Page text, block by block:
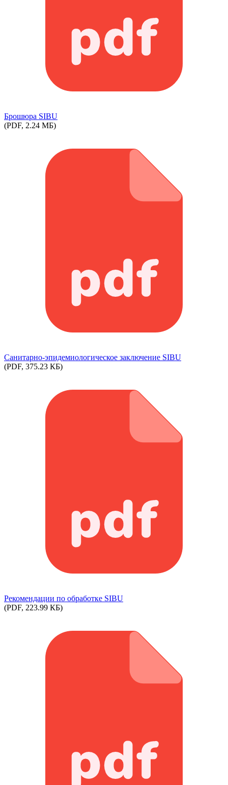
Брошюра SIBU
(PDF, 2.24 МБ)
Cанитарно-эпидемиологическое заключение SIBU
(PDF, 375.23 КБ)
Рекомендации по обработке SIBU
(PDF, 223.99 КБ)